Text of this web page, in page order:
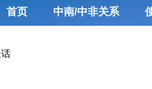
首页 中南/中非关系